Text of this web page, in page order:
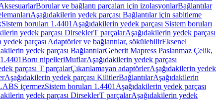
Borular ve bağlantı parçaları için izolasyonlarBağlantılar
Aşağıdakilerin yedek parçası Bağlantılar için sabitleme
Sistem boruları 1.4401 Aşağıdakilerin yedek parçası Sistem boruları
yedek parçası DirseklerT parçalarAşağıdakilerin yedek parçası
yedek parçası Adaptörler ve bağlantılar, sökülebilirEksenel
yedek parçası BağlantılarGeberit Mapress Paslanmaz Çelik,
Boru nipelleriMuflarAşağıdakilerin yedek parçası
parçası T parçalarÇıkarılamayan adaptörlerAşağıdakilerin yedek
Aşağıdakilerin yedek parçası KilitlerBağlantılarAşağıdakilerin
içermezSistem boruları 1.4401 Aşağıdakilerin yedek parçası
yedek parçası DirseklerT parçalarAşağıdakilerin yedek